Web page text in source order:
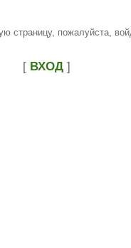
страницу, пожалуйста,
[ ВХОД ]